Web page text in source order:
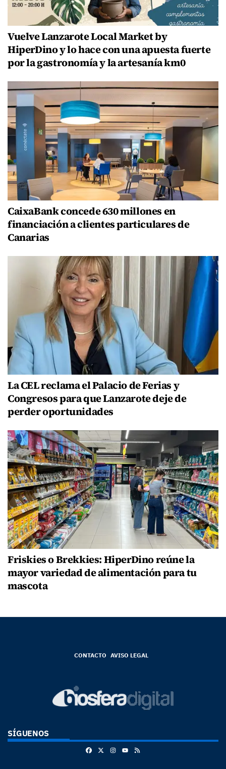
Vuelve Lanzarote Local Market by
HiperDino y lo hace con una apuesta fuerte
por la gastronomía y la artesanía km0
CaixaBank concede 630 millones en
financiación a clientes particulares de
Canarias
La CEL reclama el Palacio de Ferias y
Congresos para que Lanzarote deje de
perder oportunidades
Friskies o Brekkies: HiperDino reúne la
mayor variedad de alimentación para tu
mascota
CONTACTO AVISO LEGAL
SÍGUENOS
FacebookInstagram